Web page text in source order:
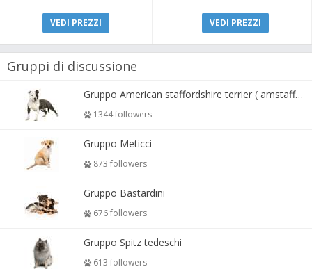
VEDI PREZZI VEDI PREZZI
Gruppi di discussione
Gruppo American staffordshire terrier ( amstaff, amastaff )
1344 followers
Gruppo Meticci
873 followers
Gruppo Bastardini
676 followers
Gruppo Spitz tedeschi
613 followers